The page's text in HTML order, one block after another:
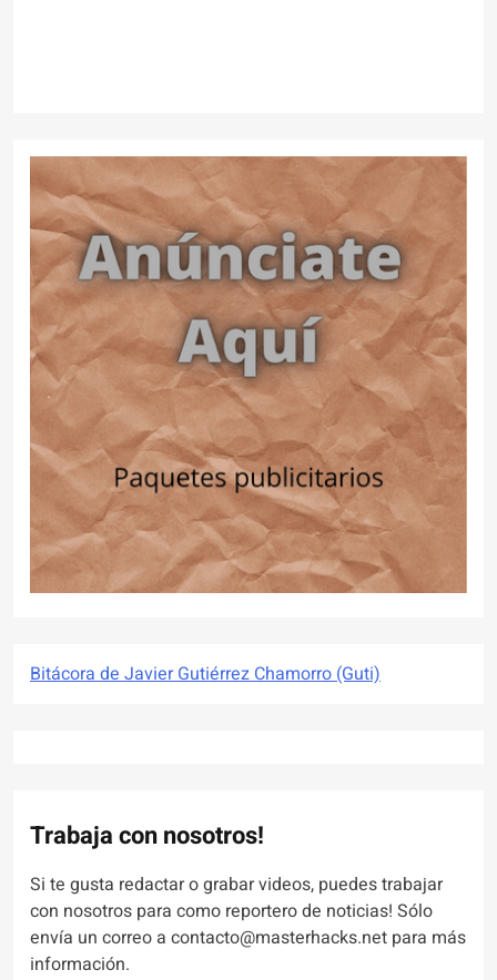
Bitácora de Javier Gutiérrez Chamorro (Guti)
Trabaja con nosotros!
Si te gusta redactar o grabar videos, puedes trabajar
con nosotros para como reportero de noticias! Sólo
envía un correo a contacto@masterhacks.net para más
información.